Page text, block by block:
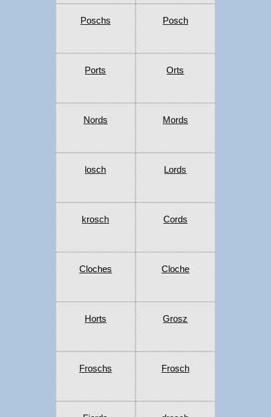
Poschs Posch
Ports Orts
Nords Mords
losch Lords
krosch Cords
Cloches Cloche
Horts Grosz
Froschs Frosch